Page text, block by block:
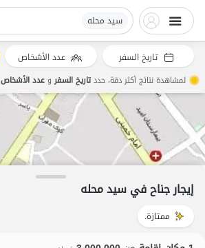
سید محله
إيجار جناح في سید محله
ممتازة.
تاريخ السفر عدد الأشخاص
لمشاهدة نتائج أكثر دقة، حددتاريخ السفروعدد الأشخاص